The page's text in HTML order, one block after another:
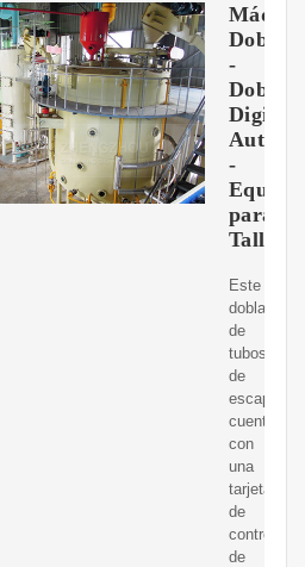
-
Digital
-
Equipo
para
Taller
Este
doblador
de
tubos
de
escape
cuenta
con
una
tarjeta
de
control
de